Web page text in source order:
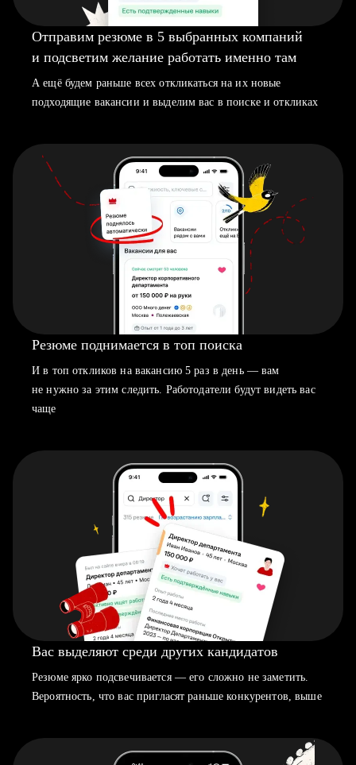
Отправим резюме в 5 выбранных компаний
и подсветим желание работать именно там
А ещё будем раньше всех откликаться на их новые
подходящие вакансии и выделим вас в поиске и откликах
Резюме поднимается в топ поиска
И в топ откликов на вакансию 5 раз в день — вам
не нужно за этим следить. Работодатели будут видеть вас
чаще
Вас выделяют среди других кандидатов
Резюме ярко подсвечивается — его сложно не заметить.
Вероятность, что вас пригласят раньше конкурентов, выше